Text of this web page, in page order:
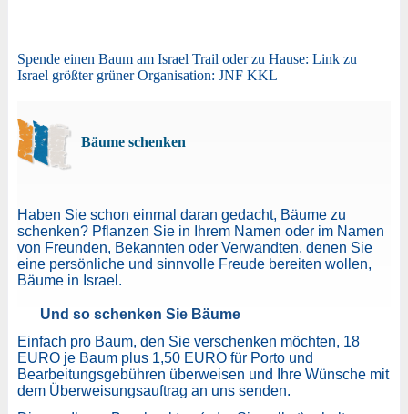
Spende einen Baum am Israel Trail oder zu Hause: Link zu
Israel größter grüner Organisation: JNF KKL
Bäume schenken
Haben Sie schon einmal daran gedacht, Bäume zu
schenken? Pflanzen Sie in Ihrem Namen oder im Namen
von Freunden, Bekannten oder Verwandten, denen Sie
eine persönliche und sinnvolle Freude bereiten wollen,
Bäume in Israel.
Und so schenken Sie Bäume
Einfach pro Baum, den Sie verschenken möchten, 18
EURO je Baum plus 1,50 EURO für Porto und
Bearbeitungsgebühren überweisen und Ihre Wünsche mit
dem Überweisungsauftrag an uns senden.